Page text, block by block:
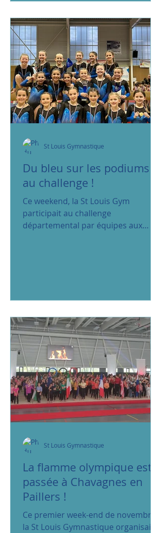
Du bleu sur les podiums
au challenge !
Ce weekend, la St Louis Gym
participait au challenge
départemental par équipes aux
St Louis Gymnastique
La flamme olympique est
passée à Chavagnes en
Paillers !
Ce premier week-end de novembre,
la St Louis Gymnastique organisait
St Louis Gymnastique